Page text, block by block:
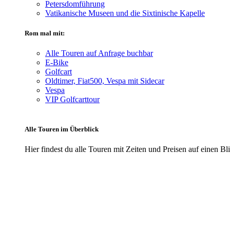
Petersdomführung
Vatikanische Museen und die Sixtinische Kapelle
Rom mal mit:
Alle Touren auf Anfrage buchbar
E-Bike
Golfcart
Oldtimer, Fiat500, Vespa mit Sidecar
Vespa
VIP Golfcarttour
Alle Touren im Überblick
Hier findest du alle Touren mit Zeiten und Preisen auf einen